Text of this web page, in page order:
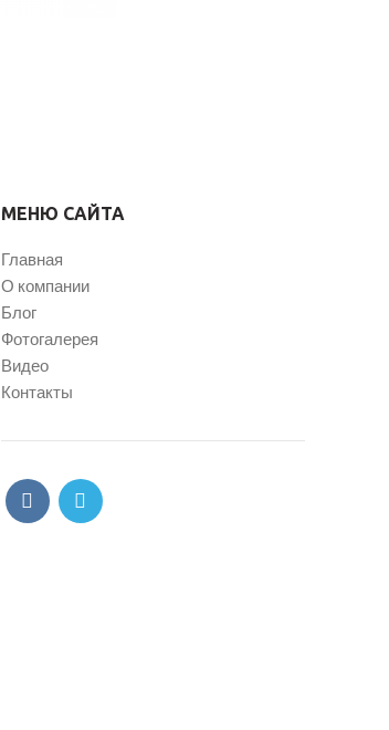
МЕНЮ САЙТА
Главная
О компании
Блог
Фотогалерея
Видео
Контакты